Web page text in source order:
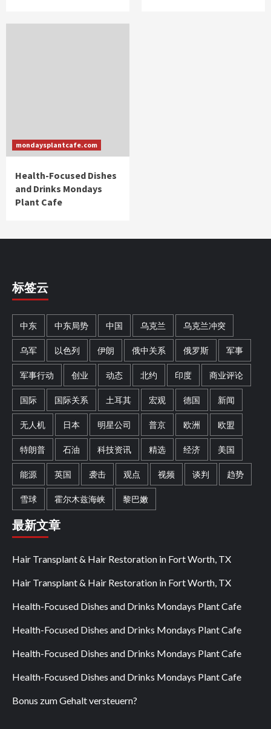
mondaysplantcafe.com
Health-Focused Dishes
and Drinks Mondays
Plant Cafe
标签云
中东 中东局势 中国 乌克兰 乌克兰冲突
乌军 以色列 伊朗 俄中关系 俄罗斯 军事
军事行动 创业 动态 北约 印度 商业评论
国际 国际关系 土耳其 宏观 德国 新闻
无人机 日本 明星公司 普京 欧洲 欧盟
特朗普 石油 科技资讯 精选 经济 美国
能源 英国 袭击 观点 视频 谈判 趋势
雪球 霍尔木兹海峡 黎巴嫩
最新文章
Hair Transplant & Hair Restoration in Fort Worth, TX
Hair Transplant & Hair Restoration in Fort Worth, TX
Health-Focused Dishes and Drinks Mondays Plant Cafe
Health-Focused Dishes and Drinks Mondays Plant Cafe
Health-Focused Dishes and Drinks Mondays Plant Cafe
Health-Focused Dishes and Drinks Mondays Plant Cafe
Bonus zum Gehalt versteuern?